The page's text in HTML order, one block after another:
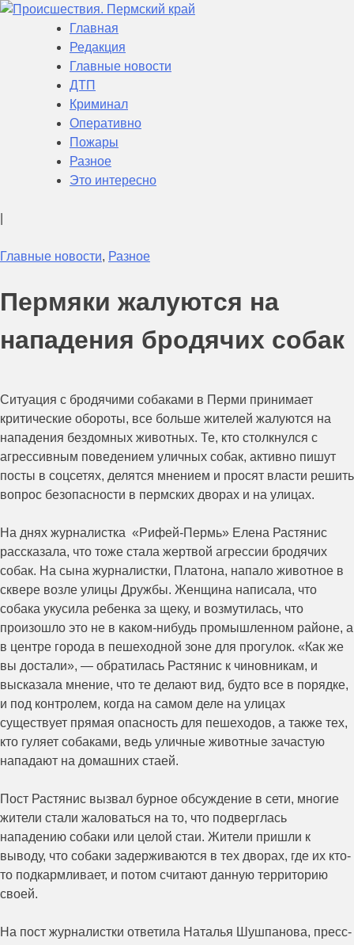
Skip
Происшествия. Пермский край
Актуальная информация о текущих событиях в Пермском
Главная
Редакция
Главные новости
ДТП
Криминал
Оперативно
Пожары
Разное
Это интересно
Главные новости, Разное
Пермяки жалуются на
нападения бродячих собак
Ситуация с бродячими собаками в Перми принимает
критические обороты, все больше жителей жалуются на
нападения бездомных животных. Те, кто столкнулся с
агрессивным поведением уличных собак, активно пишут
посты в соцсетях, делятся мнением и просят власти решить
вопрос безопасности в пермских дворах и на улицах.
На днях журналистка «Рифей-Пермь» Елена Растянис
рассказала, что тоже стала жертвой агрессии бродячих
собак. На сына журналистки, Платона, напало животное в
сквере возле улицы Дружбы. Женщина написала, что
собака укусила ребенка за щеку, и возмутилась, что
произошло это не в каком-нибудь промышленном районе, а
в центре города в пешеходной зоне для прогулок. «Как же
вы достали», — обратилась Растянис к чиновникам, и
высказала мнение, что те делают вид, будто все в порядке,
и под контролем, когда на самом деле на улицах
существует прямая опасность для пешеходов, а также тех,
кто гуляет собаками, ведь уличные животные зачастую
нападают на домашних стаей.
Пост Растянис вызвал бурное обсуждение в сети, многие
жители стали жаловаться на то, что подверглась
нападению собаки или целой стаи. Жители пришли к
выводу, что собаки задерживаются в тех дворах, где их кто-
то подкармливает, и потом считают данную территорию
своей.
На пост журналистки ответила Наталья Шушпанова, пресс-